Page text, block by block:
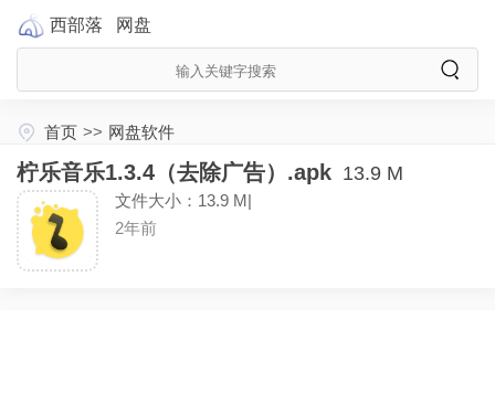
西部落 网盘
首页 >> 网盘软件
柠乐音乐1.3.4（去除广告）.apk 13.9 M
文件大小：13.9 M|
2年前